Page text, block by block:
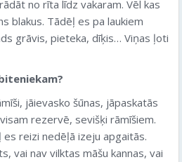
no rīta līdz vakaram. Vēl kas
blakus. Tādēļ es pa laukiem
grāvis, pieteka, dīķis… Viņas ļoti
jāievasko šūnas, jāpaskatās
rezervē, sevišķi rāmīšiem.
reizi nedēļā izeju apgaitās.
vai nav vilktas māšu kannas, vai